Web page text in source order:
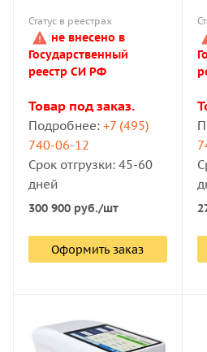
Статус в реестрах
не внесено в
Государственный
реестр СИ РФ
Товар под заказ.
Подробнее: +7 (495)
740-06-12
Срок отгрузки: 45-60
дней
300 900 руб./шт
Оформить заказ